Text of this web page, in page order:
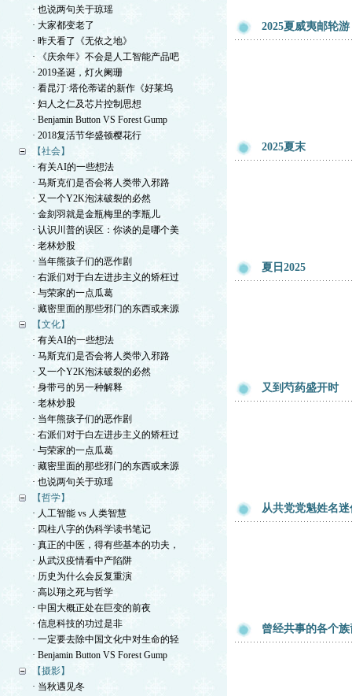
· 也说两句关于琼瑶
· 大家都变老了
· 昨天看了《无依之地》
· 《庆余年》不会是人工智能产品吧
· 2019圣诞，灯火阑珊
· 看昆汀·塔伦蒂诺的新作《好莱坞
· 妇人之仁及芯片控制思想
· Benjamin Button VS Forest Gump
· 2018复活节华盛顿樱花行
【社会】
· 有关AI的一些想法
· 马斯克们是否会将人类带入邪路
· 又一个Y2K泡沫破裂的必然
· 金刻羽就是金瓶梅里的李瓶儿
· 认识川普的误区：你谈的是哪个美
· 老林炒股
· 当年熊孩子们的恶作剧
· 右派们对于白左进步主义的矫枉过
· 与荣家的一点瓜葛
· 藏密里面的那些邪门的东西或来源
【文化】
· 有关AI的一些想法
· 马斯克们是否会将人类带入邪路
· 又一个Y2K泡沫破裂的必然
· 身带弓的另一种解释
· 老林炒股
· 当年熊孩子们的恶作剧
· 右派们对于白左进步主义的矫枉过
· 与荣家的一点瓜葛
· 藏密里面的那些邪门的东西或来源
· 也说两句关于琼瑶
【哲学】
· 人工智能 vs 人类智慧
· 四柱八字的伪科学读书笔记
· 真正的中医，得有些基本的功夫，
· 从武汉疫情看中产陷阱
· 历史为什么会反复重演
· 高以翔之死与哲学
· 中国大概正处在巨变的前夜
· 信息科技的功过是非
· 一定要去除中国文化中对生命的轻
· Benjamin Button VS Forest Gump
【摄影】
· 当秋遇见冬
2025夏威夷邮轮游
2025夏末
夏日2025
又到芍药盛开时
从共党党魁姓名
曾经共事的各个